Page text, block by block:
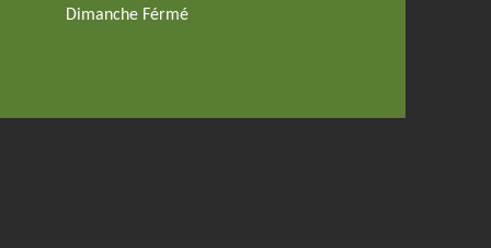
Dimanche Férmé